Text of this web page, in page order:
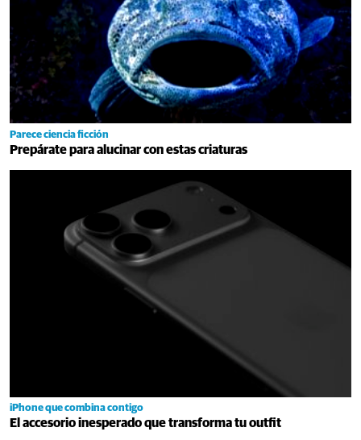
Parece ciencia ficción
Prepárate para alucinar con estas criaturas
iPhone que combina contigo
El accesorio inesperado que transforma tu outfit